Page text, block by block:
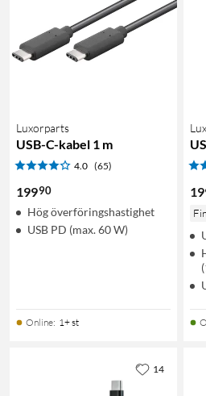
Luxorparts
USB-C-kabel 1 m
4.0 (65)
19990
Hög överföringshastighet
USB PD (max. 60 W)
Online: 1+ st
14